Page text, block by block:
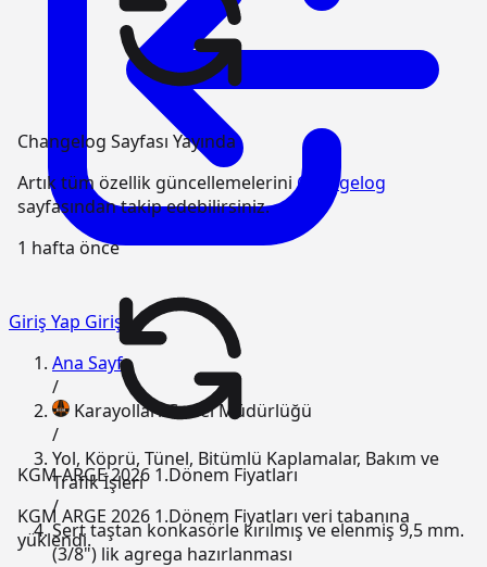
Changelog Sayfası Yayında
Artık tüm özellik güncellemeleriniChangelog
sayfasından takip edebilirsiniz.
1 hafta önce
KGM ARGE 2026 1.Dönem Fiyatları
KGM ARGE 2026 1.Dönem Fiyatları veri tabanına
yüklendi.
Giriş Yap Giriş
Ana Sayfa
/
Karayolları Genel Müdürlüğü
/
Yol, Köprü, Tünel, Bitümlü Kaplamalar, Bakım ve
Trafik İşleri
/
Sert taştan konkasörle kırılmış ve elenmiş 9,5 mm.
(3/8") lik agrega hazırlanması